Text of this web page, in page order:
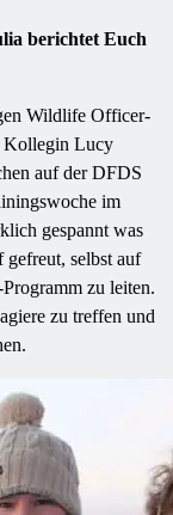
berichtet Euch
Wildlife Officer-
Kollegin Lucy
auf der DFDS
im
gespannt was
gefreut, selbst auf
zu leiten.
zu treffen und